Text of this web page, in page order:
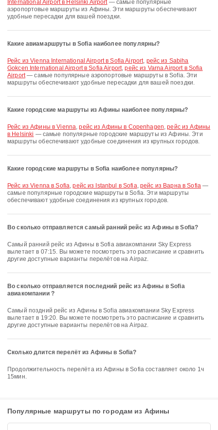
International Airport в Helsinki Airport— самые популярные
аэропортовые маршруты из Афины. Эти маршруты обеспечивают
удобные пересадки для вашей поездки.
Какие авиамаршруты в Sofia наиболее популярны?
рейс из Vienna International Airport в Sofia Airport, рейс из Sabiha
Gokcen International Airport в Sofia Airport,рейс из Varna Airport в Sofia
Airport— самые популярные аэропортовые маршруты в Sofia. Эти
маршруты обеспечивают удобные пересадки для вашей поездки.
Какие городские маршруты из Афины наиболее популярны?
рейс из Афины в Vienna,рейс из Афины в Copenhagen,рейс из Афины
в Helsinki — самые популярные городские маршруты из Афины. Эти
маршруты обеспечивают удобные соединения из крупных городов.
Какие городские маршруты в Sofia наиболее популярны?
рейс из Vienna в Sofia,рейс из Istanbul в Sofia,рейс из Варна в Sofia—
самые популярные городские маршруты в Sofia. Эти маршруты
обеспечивают удобные соединения из крупных городов.
Во сколько отправляется самый ранний рейс из Афины в Sofia?
Самый ранний рейс из Афины в Sofia авиакомпании Sky Express
вылетает в 07:15. Вы можете посмотреть это расписание и сравнить
другие доступные варианты перелётов на Airpaz.
Во сколько отправляется последний рейс из Афины в Sofia
авиакомпании ?
Самый поздний рейс из Афины в Sofia авиакомпании Sky Express
вылетает в 19:20. Вы можете посмотреть это расписание и сравнить
другие доступные варианты перелётов на Airpaz.
Сколько длится перелёт из Афины в Sofia?
Продолжительность перелёта из Афины в Sofia составляет около 1ч
15мин.
Популярные маршруты по городам из Афины